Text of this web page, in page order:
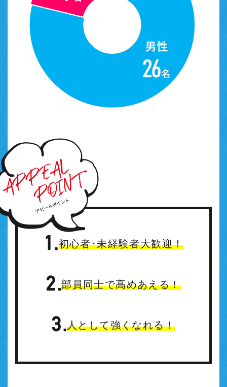
初心者･未経験者大歓迎！
部員同士で高めあえる！
人として強くなれる！